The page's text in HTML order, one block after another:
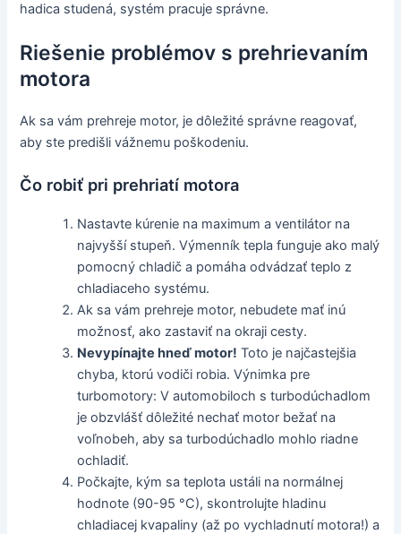
hadica studená, systém pracuje správne.
Riešenie problémov s prehrievaním
motora
Ak sa vám prehreje motor, je dôležité správne reagovať,
aby ste predišli vážnemu poškodeniu.
Čo robiť pri prehriatí motora
Nastavte kúrenie na maximum a ventilátor na
najvyšší stupeň. Výmenník tepla funguje ako malý
pomocný chladič a pomáha odvádzať teplo z
chladiaceho systému.
Ak sa vám prehreje motor, nebudete mať inú
možnosť, ako zastaviť na okraji cesty.
Nevypínajte hneď motor! Toto je najčastejšia
chyba, ktorú vodiči robia. Výnimka pre
turbomotory: V automobiloch s turbodúchadlom
je obzvlášť dôležité nechať motor bežať na
voľnobeh, aby sa turbodúchadlo mohlo riadne
ochladiť.
Počkajte, kým sa teplota ustáli na normálnej
hodnote (90-95 °C), skontrolujte hladinu
chladiacej kvapaliny (až po vychladnutí motora!) a